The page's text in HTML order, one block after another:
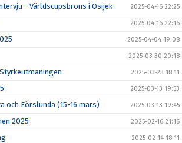
- Världscupsbrons i Osijek 2025-04-16 22:25
2025-04-16 22:16
2025-04-04 19:08
2025-03-30 20:18
2025-03-23 18:11
2025-03-13 19:53
och Förslunda (15-16 mars) 2025-03-13 19:45
2025 2025-02-16 21:16
2025-02-14 18:11